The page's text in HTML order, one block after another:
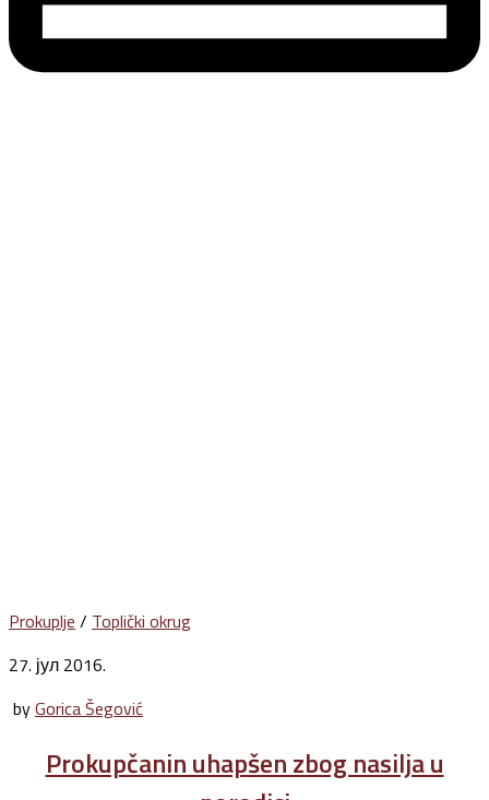
Prokuplje / Toplički okrug
27. јул 2016.
byGorica Šegović
Prokupčanin uhapšen zbog nasilja u